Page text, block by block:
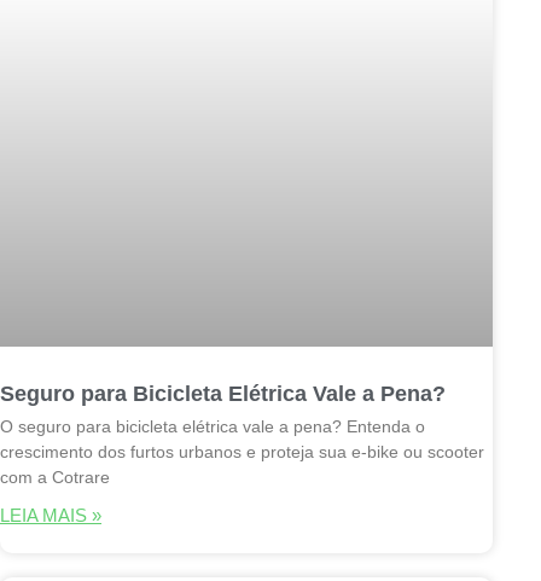
Seguro para Bicicleta Elétrica Vale a Pena?
O seguro para bicicleta elétrica vale a pena? Entenda o
crescimento dos furtos urbanos e proteja sua e-bike ou scooter
com a Cotrare
LEIA MAIS »